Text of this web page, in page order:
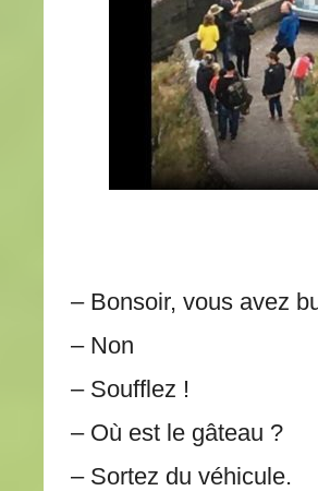
– Bonsoir, vous avez
– Non
– Soufflez !
– Où est le gâteau ?
– Sortez du véhicule.